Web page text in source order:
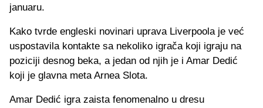
januaru.
Kako tvrde engleski novinari uprava Liverpoola je već
uspostavila kontakte sa nekoliko igrača koji igraju na
poziciji desnog beka, a jedan od njih je i Amar Dedić
koji je glavna meta Arnea Slota.
Amar Dedić igra zaista fenomenalno u dresu